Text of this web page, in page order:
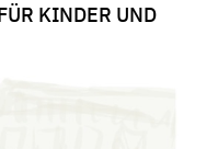
KINDER UND